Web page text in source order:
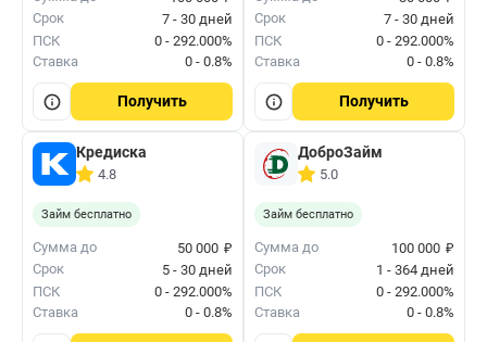
Срок
7 - 30 дней
ПСК
0 - 292.000%
Ставка
0 - 0.8%
Получить
Срок
7 - 30 дней
ПСК
0 - 292.000%
Ставка
0 - 0.8%
Получить
Кредиска
4.8
Займ бесплатно
Сумма до 50 000 ₽
Срок
5 - 30 дней
ПСК
0 - 292.000%
Ставка
0 - 0.8%
ДоброЗайм
5.0
Займ бесплатно
Сумма до 100 000 ₽
Срок
1 - 364 дней
ПСК
0 - 292.000%
Ставка
0 - 0.8%